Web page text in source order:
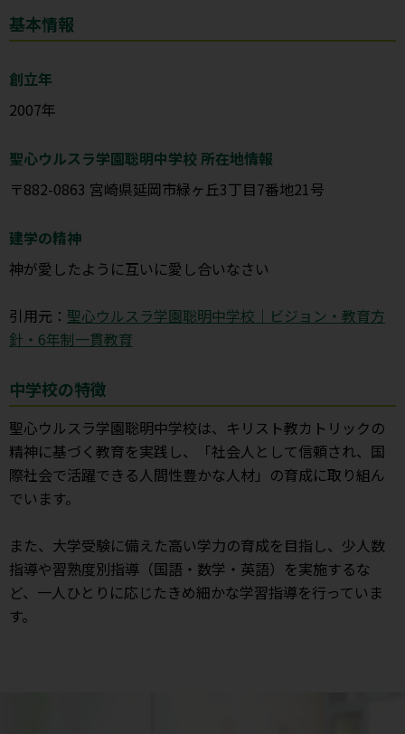
基本情報
創立年
2007年
聖心ウルスラ学園聡明中学校 所在地情報
〒882-0863 宮崎県延岡市緑ヶ丘3丁目7番地21号
建学の精神
神が愛したように互いに愛し合いなさい
引用元： 聖心ウルスラ学園聡明中学校｜ビジョン・教育方
針・6年制一貫教育
中学校の特徴
聖心ウルスラ学園聡明中学校は、キリスト教カトリックの
精神に基づく教育を実践し、「社会人として信頼され、国
際社会で活躍できる人間性豊かな人材」の育成に取り組ん
でいます。
また、大学受験に備えた高い学力の育成を目指し、少人数
指導や習熟度別指導（国語・数学・英語）を実施するな
ど、一人ひとりに応じたきめ細かな学習指導を行っていま
す。